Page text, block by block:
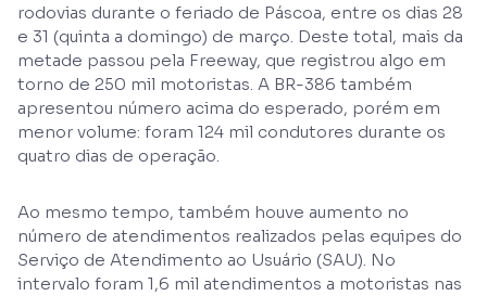
rodovias durante o feriado de Páscoa, entre os dias 28
e 31 (quinta a domingo) de março. Deste total, mais da
metade passou pela Freeway, que registrou algo em
torno de 250 mil motoristas. A BR-386 também
apresentou número acima do esperado, porém em
menor volume: foram 124 mil condutores durante os
quatro dias de operação.
Ao mesmo tempo, também houve aumento no
número de atendimentos realizados pelas equipes do
Serviço de Atendimento ao Usuário (SAU). No
intervalo foram 1,6 mil atendimentos a motoristas nas